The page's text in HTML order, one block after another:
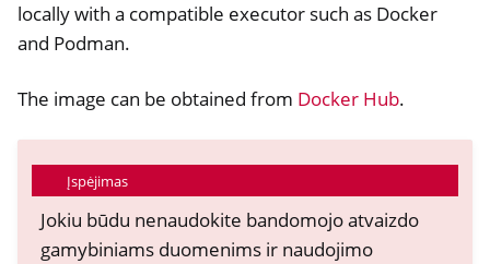
locally with a compatible executor such as Docker
and Podman.
The image can be obtained from Docker Hub.
Įspėjimas
Jokiu būdu nenaudokite bandomojo atvaizdo
gamybiniams duomenims ir naudojimo